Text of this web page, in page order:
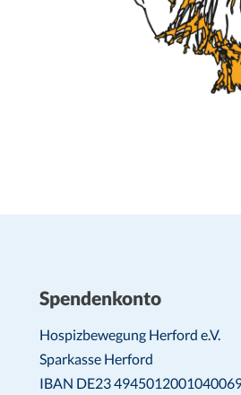
Spendenkonto
Hospizbewegung Herford e.V.
Sparkasse Herford
IBAN DE23